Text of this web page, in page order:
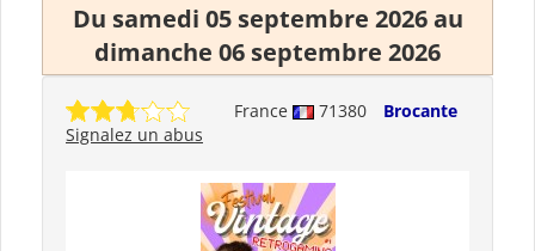
Du samedi 05 septembre 2026 au
dimanche 06 septembre 2026
France 71380
Brocante
Signalez un abus